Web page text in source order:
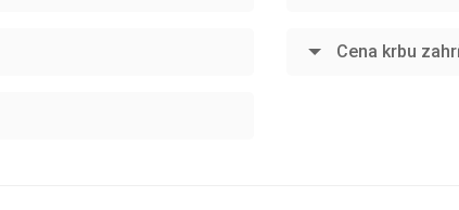
Cena krbu